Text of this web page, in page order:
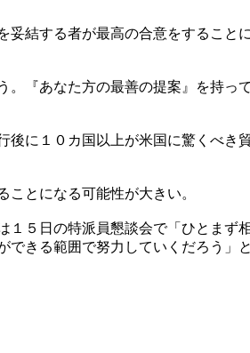
妥結する者が最高の合意をすること
。『あなた方の最善の提案』を持っ
に１０カ国以上が米国に驚くべき
とになる可能性が大きい。
５日の特派員懇談会で「ひとまず
きる範囲で努力していくだろう」と